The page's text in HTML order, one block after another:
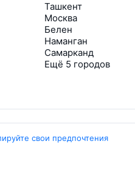
Ташкент
Москва
Белен
Наманган
Самарканд
Ещё 5 городов
свои предпочтения